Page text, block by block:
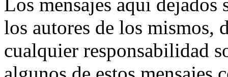
los autores de los mismos,
cualquier responsabilidad